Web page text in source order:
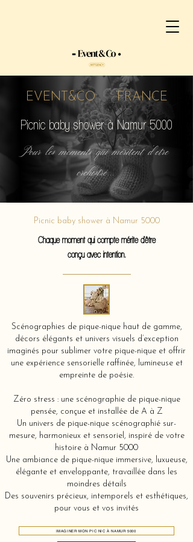
EVENT&CO FRANCE
Picnic baby shower à Namur 5000
Pour les moments qui méritent d'etre
orchestré...
Picnic baby shower à Namur 5000
Chaque moment qui compte mérite d'être
conçu avec intention.
Scénographies de pique-nique haut de gamme,
décors élégants et univers visuels d’exception
imaginés pour sublimer votre pique-nique et offrir
une expérience sensorielle raffinée, lumineuse et
empreinte de poésie.
Zéro stress : une scénographie de pique-nique
pensée, conçue et installée de A à Z
Un univers de pique-nique scénographié sur-
mesure, harmonieux et sensoriel, inspiré de votre
histoire à Namur 5000
Une ambiance de pique-nique immersive, luxueuse,
élégante et enveloppante, travaillée dans les
moindres détails
Des souvenirs précieux, intemporels et esthétiques,
pour vous et vos invités
IMAGINER MON PIC NIC À NAMUR 5000